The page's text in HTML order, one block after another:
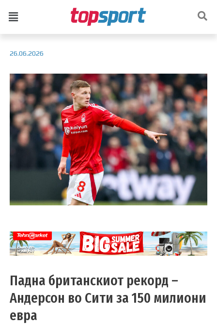
26.06.2026
Падна британскиот рекорд –
Андерсон во Сити за 150 милиони
евра